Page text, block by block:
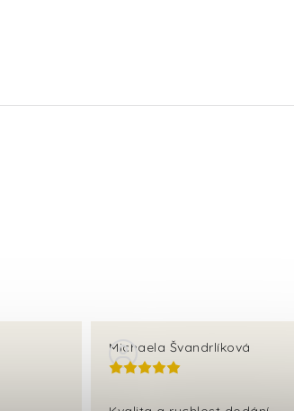
Michaela Švandrlíková